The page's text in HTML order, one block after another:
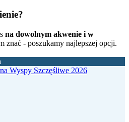
na dowolnym akwenie i w
znać - poszukamy najlepszej opcji.
Wyspy Szczęśliwe 2026